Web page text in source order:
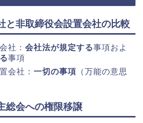
と非取締役会設置会社の比較
社： 会社法が規定する事項およ
事項
会社： 一切の事項 （万能の意思
総会への権限移譲